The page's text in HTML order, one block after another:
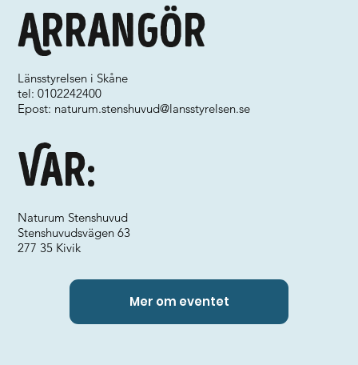
Var:
Arrangör
Länsstyrelsen i Skåne
tel: 0102242400
Epost: naturum.stenshuvud@lansstyrelsen.se
Naturum Stenshuvud
Stenshuvudsvägen 63
277 35 Kivik
Mer om eventet